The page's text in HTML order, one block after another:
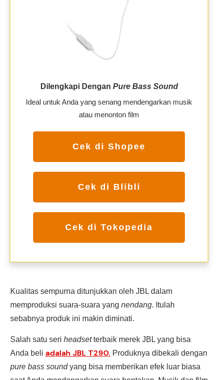
Dilengkapi Dengan Pure Bass Sound
Ideal untuk Anda yang senang mendengarkan musik
atau menonton film
Cek di Shopee
Cek di Blibli
Cek di Tokopedia
Kualitas sempurna ditunjukkan oleh JBL dalam
memproduksi suara-suara yang nendang. Itulah
sebabnya produk ini makin diminati.
Salah satu seri headsetterbaik merek JBL yang bisa
Anda beli adalah JBL T290. Produknya dibekali dengan
pure bass soundyang bisa memberikan efek luar biasa